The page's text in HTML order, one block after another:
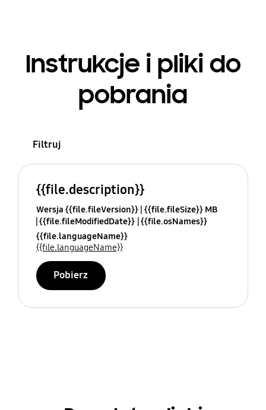
Instrukcje i pliki do
pobrania
Filtruj
{{file.description}}
Wersja {{file.fileVersion}} {{file.fileSize}} MB
{{file.fileModifiedDate}} {{file.osNames}}
{{file.languageName}}
{{file.languageName}}
Pobierz